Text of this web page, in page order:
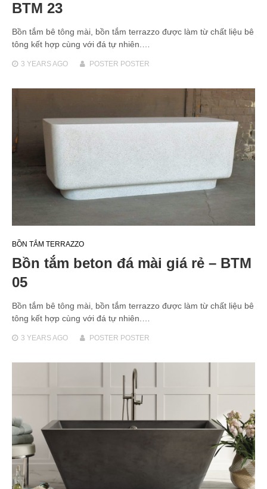
BTM 23
Bồn tắm bê tông mài, bồn tắm terrazzo được làm từ chất liệu bê
tông kết hợp cùng với đá tự nhiên.…
3 YEARSAGO POSTER POSTER
BỒN TẮM TERRAZZO
Bồn tắm beton đá mài giá rẻ – BTM
05
Bồn tắm bê tông mài, bồn tắm terrazzo được làm từ chất liệu bê
tông kết hợp cùng với đá tự nhiên.…
3 YEARSAGO POSTER POSTER